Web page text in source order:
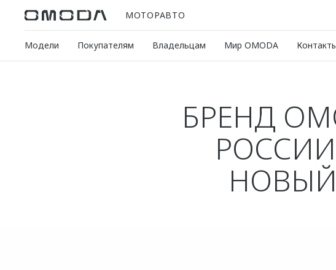
МОТОРАВТО
Модели Покупателям Владельцам Мир OMODA
БРЕНД
НОВЫЙ